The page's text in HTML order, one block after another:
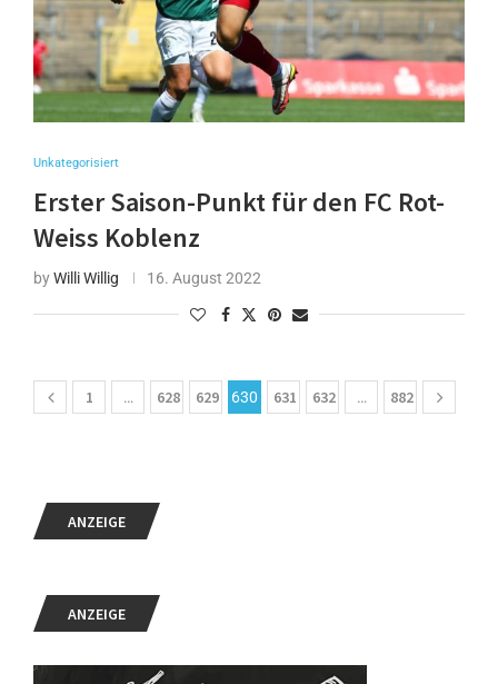
Unkategorisiert
Erster Saison-Punkt für den FC Rot-
Weiss Koblenz
byWilli Willig 16. August 2022
1 … 628 629 630 631 632 … 882
ANZEIGE
ANZEIGE